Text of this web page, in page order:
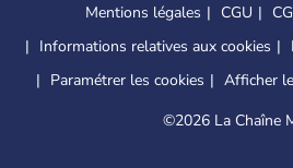
Mentions légales CGU
Informations relatives aux cookies
Paramétrer les cookies
Afficher
©2026 La Chaîne